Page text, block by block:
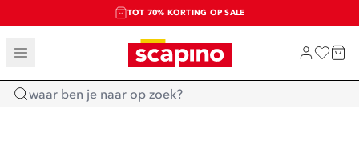
TOT 70% KORTING OP SALE
SALE: LAATSTE KANS!
SHOP NIEUW
Home